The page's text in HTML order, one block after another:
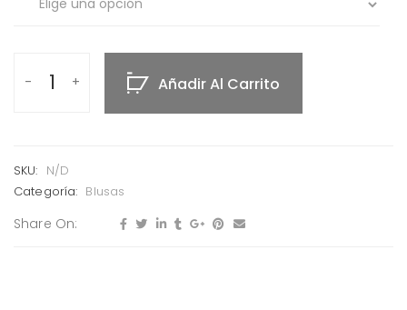
Añadir Al Carrito
SKU: N/D
Categoría: Blusas
Share On: